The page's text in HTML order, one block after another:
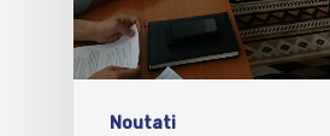
Noutati